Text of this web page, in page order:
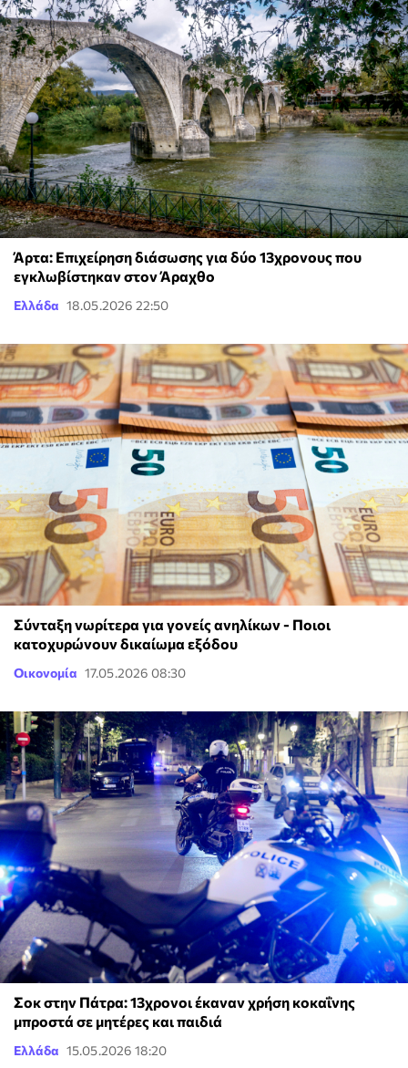
Άρτα: Επιχείρηση διάσωσης για δύο 13χρονους που
εγκλωβίστηκαν στον Άραχθο
Ελλάδα 18.05.2026 22:50
Σύνταξη νωρίτερα για γονείς ανηλίκων - Ποιοι
κατοχυρώνουν δικαίωμα εξόδου
Οικονομία 17.05.2026 08:30
Σοκ στην Πάτρα: 13χρονοι έκαναν χρήση κοκαΐνης
μπροστά σε μητέρες και παιδιά
Ελλάδα 15.05.2026 18:20